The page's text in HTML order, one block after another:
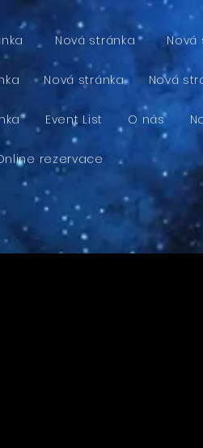
Nová stránka Nová
Nová stránka Nová
Event List O nás
rezervace